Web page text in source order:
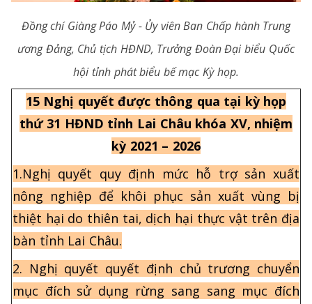
Đồng chí Giàng Páo Mỷ - Ủy viên Ban Chấp hành Trung
ương Đảng, Chủ tịch HĐND, Trưởng Đoàn Đại biểu Quốc
hội tỉnh phát biểu bế mạc Kỳ họp.
15 Nghị quyết được thông qua tại kỳ họp
thứ 31 HĐND tỉnh Lai Châu khóa XV, nhiệm
kỳ 2021 – 2026
1.Nghị quyết quy định mức hỗ trợ sản xuất
nông nghiệp để khôi phục sản xuất vùng bị
thiệt hại do thiên tai, dịch hại thực vật trên địa
bàn tỉnh Lai Châu.
2. Nghị quyết quyết định chủ trương chuyển
mục đích sử dụng rừng sang sang mục đích